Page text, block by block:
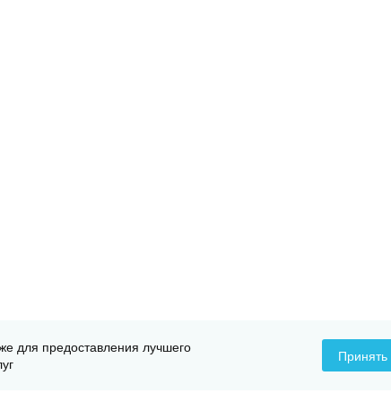
для предоставления лучшего
Принять